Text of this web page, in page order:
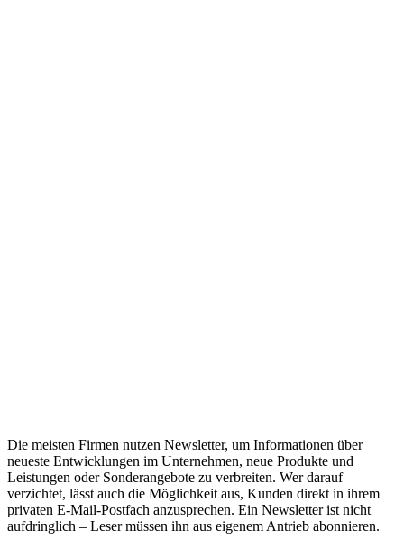
Die meisten Firmen nutzen Newsletter, um Informationen über
neueste Entwicklungen im Unternehmen, neue Produkte und
Leistungen oder Sonderangebote zu verbreiten. Wer darauf
verzichtet, lässt auch die Möglichkeit aus, Kunden direkt in ihrem
privaten E-Mail-Postfach anzusprechen. Ein Newsletter ist nicht
aufdringlich – Leser müssen ihn aus eigenem Antrieb abonnieren.